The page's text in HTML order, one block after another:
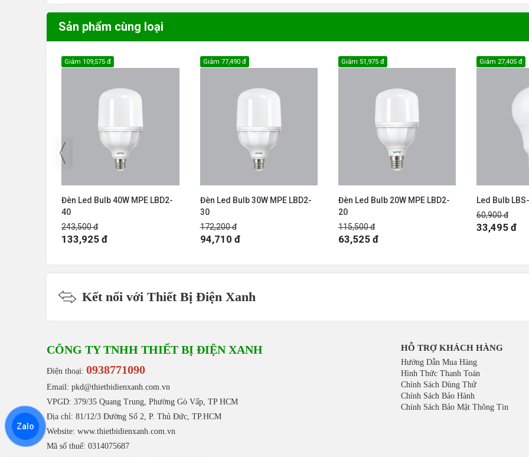
Sản phẩm cùng loại
Đèn Led Bulb 40W MPE LBD2-
40
243,500 đ
Giảm 109,575 đ
133,925 đ
Đèn Led Bulb 30W MPE LBD2-
30
172,200 đ
Giảm 77,490 đ
94,710 đ
Đèn Led Bulb 20W MPE LBD2-
20
115,500 đ
Giảm 51,975 đ
63,525 đ
Led Bulb
60,900 đ
Giảm 27,405 đ
33,495 đ
Kết nối với Thiết Bị Điện Xanh
CÔNG TY TNHH THIẾT BỊ ĐIỆN XANH
Điện thoại: 0938771090
Email: pkd@thietbidienxanh.com.vn
VPGD: 379/35 Quang Trung, Phường Gò Vấp, TP HCM
Địa chỉ: 81/12/3 Đường Số 2, P. Thủ Đức, TP.HCM
Website: www.thietbidienxanh.com.vn
Mã số thuế: 0314075687
HỖ TRỢ KHÁCH HÀNG
Hướng Dẫn Mua Hàng
Hình Thức Thanh Toán
Chính Sách Dùng Thử
Chính Sách Bảo Hành
Chính Sách Bảo Mật Thông Tin
Zalo